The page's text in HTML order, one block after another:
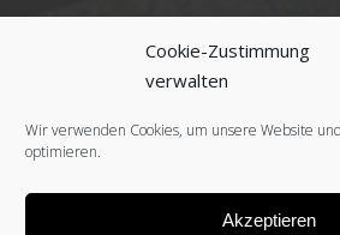
Cookie-Zustimmung
verwalten
Wir verwenden Cookies, um unsere Website
optimieren.
Akzeptieren
AGB (B2B)
COOKIE-RICHTLINIE (EU)